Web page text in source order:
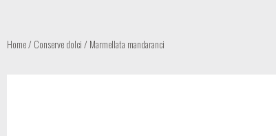
Home/Conserve dolci/ Marmellata mandaranci